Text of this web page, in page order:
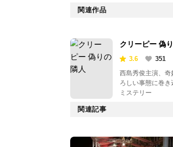
関連作品
クリーピー 偽
3.6
351
西島秀俊主演、
ろしい事態に巻き
ミステリー
関連記事